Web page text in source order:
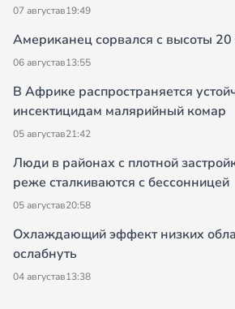
07 августав19:49
Американец сорвался с высоты
06 августав13:55
В Африке распространяется
инсектицидам малярийный комар
05 августав21:42
Люди в районах с плотной
реже сталкиваются с бессонницей
05 августав20:58
Охлаждающий эффект низких
ослабнуть
04 августав13:38